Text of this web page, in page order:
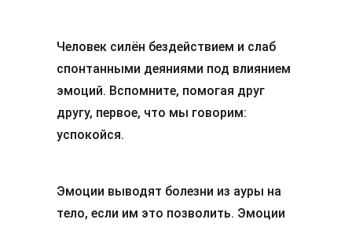
Человек силён бездействием и слаб
спонтанными деяниями под влиянием
эмоций. Вспомните, помогая друг
другу, первое, что мы говорим:
успокойся.
Эмоции выводят болезни из ауры на
тело, если им это позволить. Эмоции